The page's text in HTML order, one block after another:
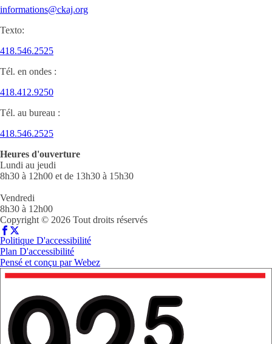
informations@ckaj.org
Texto:
418.546.2525
Tél. en ondes :
418.412.9250
Tél. au bureau :
418.546.2525
Heures d'ouverture
Lundi au jeudi
8h30 à 12h00 et de 13h30 à 15h30
Vendredi
8h30 à 12h00
Copyright © 2026 Tout droits réservés
Politique D'accessibilité
Plan D'accessibilité
Pensé et conçu parWebez